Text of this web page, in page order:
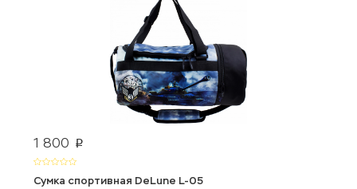
1 800 p
Сумка спортивная DeLune L-05